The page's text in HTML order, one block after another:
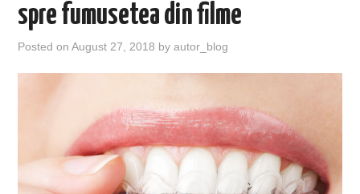
spre fumusetea din filme
Posted onAugust 27, 2018 byautor_blog